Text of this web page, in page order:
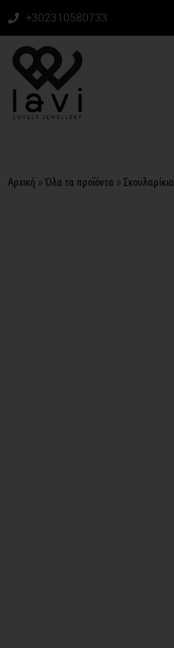
+302310580733
Αρχική »Όλα τα προϊόντα »Σκουλαρίκια